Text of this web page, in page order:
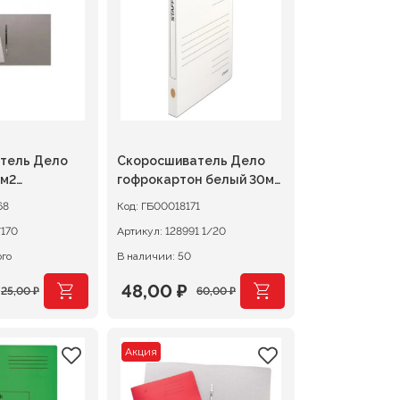
19,00 ₽.
Дело
1/170
25,00₽
Скоросшиватель Дело
гофрокартон белый 30мм
Код: ГБ00018171
Артикул:
128991 1/20
В наличии: 50
60,00₽
Первоначальная
составляла
60,00 ₽.
48,00 ₽
Текущая
48,00 ₽.
Акция